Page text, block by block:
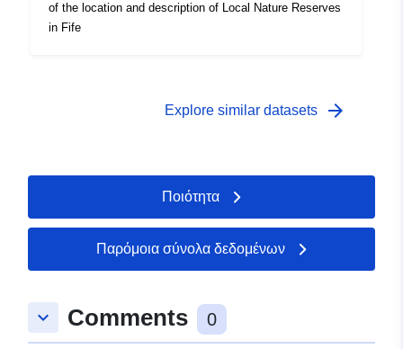
of the location and description of Local Nature Reserves
in Fife
Explore similar datasets arrow_forward
Ποιότητα
Παρόμοια σύνολα δεδομένων
keyboard_arrow_down Comments 0